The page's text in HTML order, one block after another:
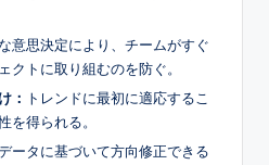
意思決定により、チームがすぐ
クトに取り組むのを防ぐ。
： トレンドに最初に適応するこ
を得られる。
ータに基づいて方向修正できる